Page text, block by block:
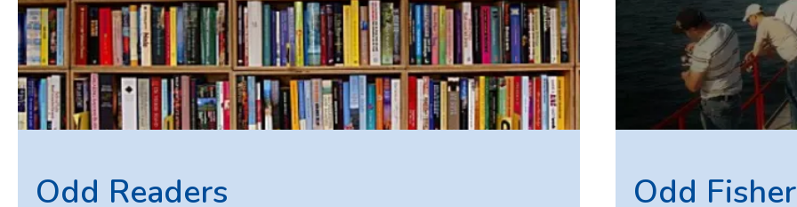
Odd Readers Odd